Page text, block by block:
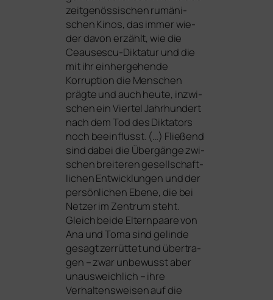
zeit­ge­nös­si­schen rumä­ni­
schen Kinos, das immer wie­
der davon erzählt, wie die
Ceausescu-Diktatur und die
mit ihr ein­her­ge­hen­de
Korruption die Menschen
präg­te und auch heu­te, inzwi­
schen ein Viertel Jahrhundert
nach dem Tod des Diktators
noch beein­flusst. (…) Fließend
sind dabei die Übergänge zwi­
schen brei­te­ren gesell­schaft­
li­chen Entwicklungen und der
per­sön­li­chen Ebene, die bei
Netzer im Zentrum steht.
Gleich bei­de Elternpaare von
Ana und Toma sind gelin­de
gesagt zer­rüt­tet und über­tra­
gen – zwar unbe­wusst aber
unaus­weich­lich – ihre
Verhaltensweisen auf die